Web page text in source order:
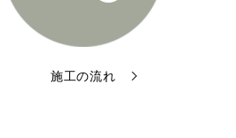
施工の流れ